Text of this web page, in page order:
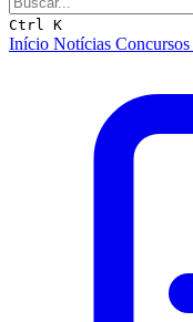
Ctrl K
Início Notícias Concursos